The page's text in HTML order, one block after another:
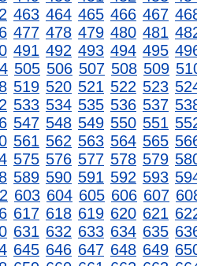
463 464 465 466 467
477 478 479 480 481
491 492 493 494 495
505 506 507 508 509
519 520 521 522 523
533 534 535 536 537
547 548 549 550 551
561 562 563 564 565
575 576 577 578 579
589 590 591 592 593
603 604 605 606 607
617 618 619 620 621
631 632 633 634 635
645 646 647 648 649